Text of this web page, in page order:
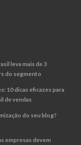
leva mais de 3
do segmento
10 dicas eficazes para
de vendas
do seu blog?
empresas devem